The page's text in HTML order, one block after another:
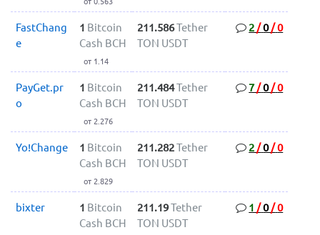
FastChang
e
1 Bitcoin
Cash BCH
от 1.14
211.586Tether
TON USDT
2/0/0
PayGet.pr
o
1 Bitcoin
Cash BCH
от 2.276
211.484Tether
TON USDT
7/0/0
Yo!Change 1 Bitcoin
Cash BCH
от 2.829
211.282Tether
TON USDT
2/0/0
bixter 1 Bitcoin
Cash BCH
211.19Tether
TON USDT
1/0/0